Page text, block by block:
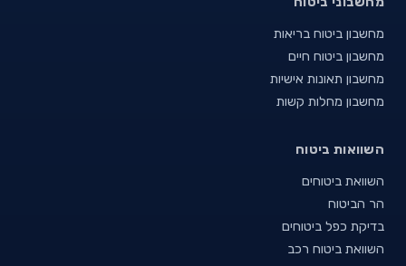
מחשבון ביטוח בריאות
מחשבון ביטוח חיים
מחשבון תאונות אישיות
מחשבון מחלות קשות
השוואות ביטוח
השוואת ביטוחים
הר הביטוח
בדיקת כפל ביטוחים
השוואת ביטוח רכב